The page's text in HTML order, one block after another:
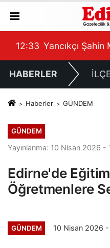
GEÇ OLABİLİR”
Mesaisi12:09 Erkenci
HABERLER
Haberler GÜNDEM
GÜNDEM
Yayınlanma: 10 Nisan 2026 -
Edirne'de
Öğretmenlere
GÜNDEM 10 Nisan 2026 -